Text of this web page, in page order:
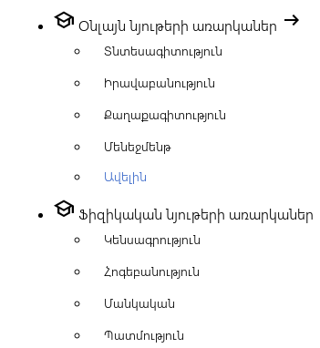
school Օնլայն նյութերի առարկաներ arrow_right_alt
Տնտեսագիտություն
Իրավաբանություն
Քաղաքագիտություն
Մենեջմենթ
Ավելին
school Ֆիզիկական նյութերի առարկաներ
Կենսագրություն
Հոգեբանություն
Մանկական
Պատմություն